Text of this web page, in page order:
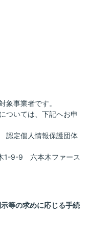
象事業者です。
ついては、下記へお申
認定個人情報保護団体
1-9-9 六本木ファース
等の求めに応じる手続